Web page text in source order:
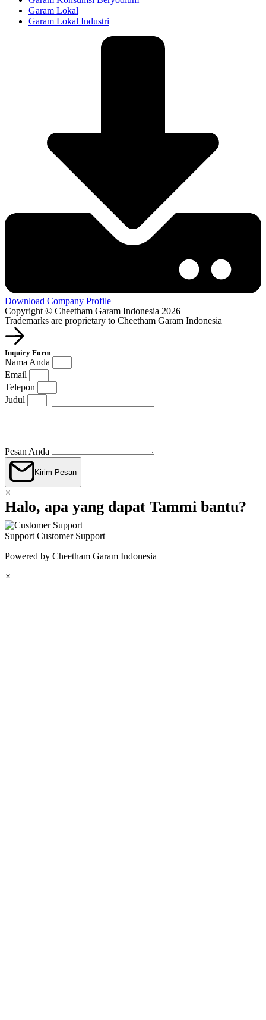
Garam Lokal
Garam Lokal Industri
Download Company Profile
Copyright © Cheetham Garam Indonesia 2026
Trademarks are proprietary to Cheetham Garam Indonesia
Inquiry Form
Nama Anda
Email
Telepon
Judul
Pesan Anda
Kirim Pesan
×
Halo, apa yang dapat Tammi bantu?
Support Customer Support
Powered by Cheetham Garam Indonesia
×